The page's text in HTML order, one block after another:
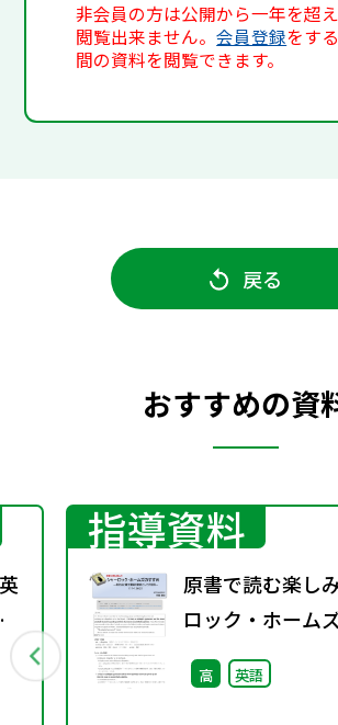
非会員の方は公開から一年を超
閲覧出来ません。会員登録をす
間の資料を閲覧できます。
戻る
おすすめの資
指導資料
原書で読む楽し
ロック・ホーム
め（11－136②
法と構文理解の
高 英語